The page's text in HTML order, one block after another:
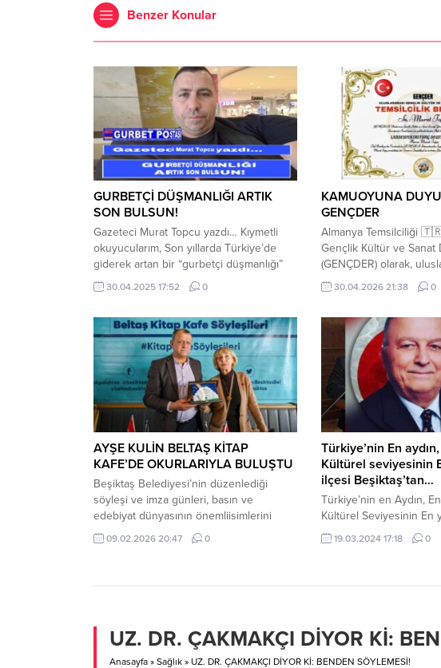
Benzer Konular
GURBETÇİ DÜŞMANLIĞI ARTIK
SON BULSUN!
Gazeteci Murat Topcu yazdı… Kıymetli
okuyucularım, Son yıllarda Türkiye’de
giderek artan bir “gurbetçi düşmanlığı”
dikkat çekiyor. Özellikle yaz aylarında
sosyal medyada, sokak röportajlarında ve
dışlayıcı ve hatta zaman zaman nefret dili
içeren tutumlar açıkça görülüyor. Oysa
bu kutuplaşma, yalnızca bireyler arasında
değil, toplumun genel huzuru...
30.04.2025 17:52 0
KAMUOYUNA
GENÇDER
Almanya Temsilciliği
Gençlik Kültür ve Sanat
(GENÇDER) olarak,
faaliyetlerimizi
sanat çalışmalarımızı
bir adım atmış
Kurulumuzun kararı ile
derneğimizi
üzere resmî olarak
görevde başarılar
gerçekleştireceği
30.04.2026 21:38 0
AYŞE KULİN BELTAŞ KİTAP
KAFE’DE OKURLARIYLA BULUŞTU
Beşiktaş Belediyesi’nin düzenlediği
söyleşi ve imza günleri, basın ve
edebiyat dünyasının önemliisimlerini
okurlarıyla buluşturmaya devam ediyor.
Beşiktaş sahilinde yer alan Beltaş Kitap
olurken, etkinliğe katılanlar Kulin’e
kitaplarınıimzalatmak için uzun kuyruklar
oluşturdu. Beşiktaş...
09.02.2026 20:47 0
Türkiye’nin En
Kültürel seviyesinin
ilçesi Beşiktaş’tan…
Türkiye’nin en Aydın,
Kültürel Seviyesinin En
Beşiktaş’tan. Herkese
Beşiktaş’ta hayat var,
izleyebiliriz. Tüm
Ranzanlar… BEŞİKTAŞ
Gurupu Başkanı Nejat...
19.03.2024 17:18 0
UZ. DR. ÇAKMAKÇI DİYOR Kİ:
Anasayfa » Sağlık » UZ. DR. ÇAKMAKÇI DİYOR Kİ: BENDEN SÖYLEMESİ!